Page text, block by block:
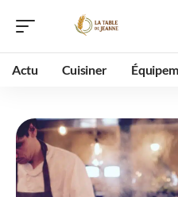
Actu Cuisiner